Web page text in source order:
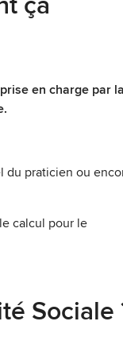
ça
en charge par la
du praticien ou
calcul pour le
Sociale